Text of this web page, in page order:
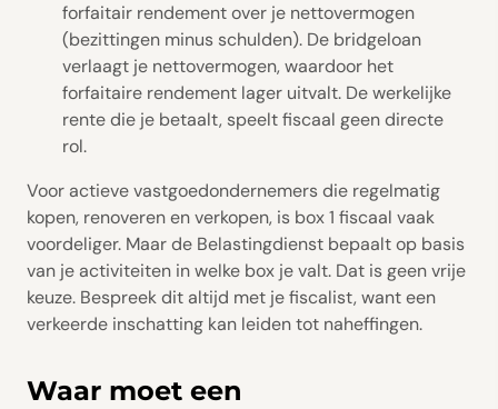
forfaitair rendement over je nettovermogen
(bezittingen minus schulden). De bridgeloan
verlaagt je nettovermogen, waardoor het
forfaitaire rendement lager uitvalt. De werkelijke
rente die je betaalt, speelt fiscaal geen directe
rol.
Voor actieve vastgoedondernemers die regelmatig
kopen, renoveren en verkopen, is box 1 fiscaal vaak
voordeliger. Maar de Belastingdienst bepaalt op basis
van je activiteiten in welke box je valt. Dat is geen vrije
keuze. Bespreek dit altijd met je fiscalist, want een
verkeerde inschatting kan leiden tot naheffingen.
Waar moet een